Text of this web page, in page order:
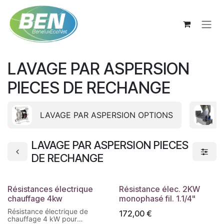
Se rendre au contenu
LAVAGE PAR ASPERSION
PIECES DE RECHANGE
LAVAGE PAR ASPERSION OPTIONS
LAVAGE PAR ASPERSION PIECES
DE RECHANGE
Résistances électrique
chauffage 4kw
Résistance électrique de
chauffage 4 kW pour
Résistance élec. 2KW
monophasé fil. 1.1/4"
172,00€